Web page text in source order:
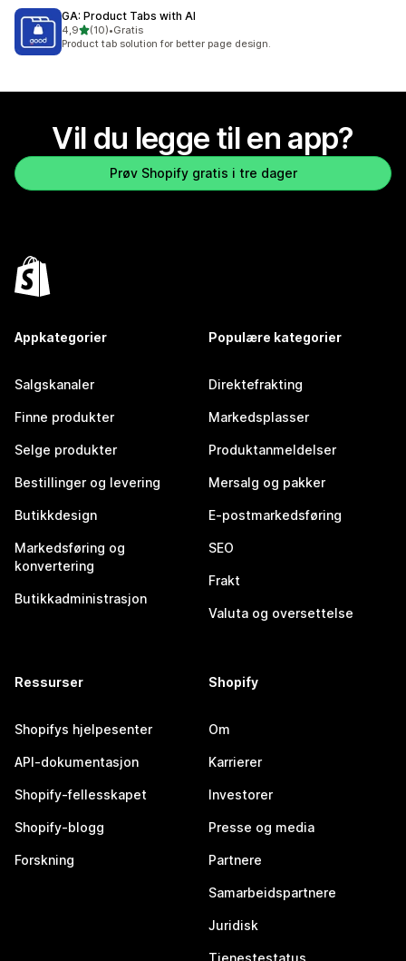
GA: Product Tabs with AI
4,9av 5 stjerner
(10)
Totalt 10 omtaler
•Gratis
Product tab solution for better page design.
Vil du legge til en app?
Prøv Shopify gratis i tre dager
Appkategorier
Salgskanaler
Finne produkter
Selge produkter
Bestillinger og levering
Butikkdesign
Markedsføring og
konvertering
Butikkadministrasjon
Populære kategorier
Direktefrakting
Markedsplasser
Produktanmeldelser
Mersalg og pakker
E-postmarkedsføring
SEO
Frakt
Valuta og oversettelse
Ressurser
Shopifys hjelpesenter
API-dokumentasjon
Shopify-fellesskapet
Shopify-blogg
Forskning
Shopify
Om
Karrierer
Investorer
Presse og media
Partnere
Samarbeidspartnere
Juridisk